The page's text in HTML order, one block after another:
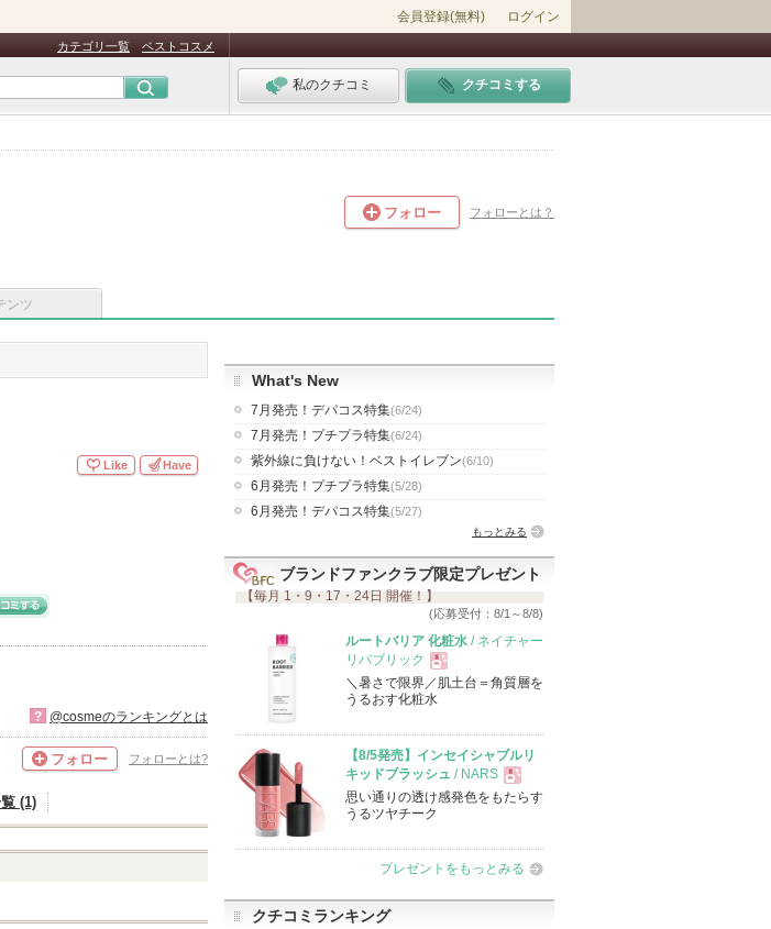
会員登録(無料) ログイン
カテゴリ一覧 ベストコスメ
私のクチコミ クチコミする
フォロー フォローとは？
ンツ
Like Have
? @cosmeのランキングとは
フォロー フォローとは?
(1)
What's New
7月発売！デパコス特集(6/24)
7月発売！プチプラ特集(6/24)
紫外線に負けない！ベストイレブン(6/10)
6月発売！プチプラ特集(5/28)
6月発売！デパコス特集(5/27)
もっとみる
ブランドファンクラブ限定プレゼント
【毎月 1・9・17・24日 開催！】
(応募受付：8/1～8/8)
ルートバリア 化粧水 / ネイチャー
リパブリック
現
品
＼暑さで限界／肌土台＝角質層を
うるおす化粧水
【8/5発売】インセイシャブルリ
キッドブラッシュ / NARS
現
品
思い通りの透け感発色をもたらす
うるツヤチーク
プレゼントをもっとみる
クチコミランキング